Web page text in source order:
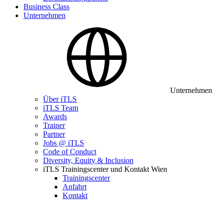
Business Class
Unternehmen
Unternehmen
Über iTLS
iTLS Team
Awards
Trainer
Partner
Jobs @ iTLS
Code of Conduct
Diversity, Equity & Inclusion
iTLS Trainingscenter und Kontakt Wien
Trainingscenter
Anfahrt
Kontakt